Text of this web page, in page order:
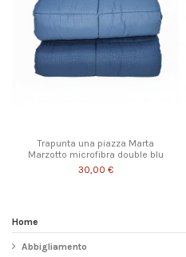
Trapunta una piazza Marta
Marzotto microfibra double blu
30,00 €
Home
Abbigliamento